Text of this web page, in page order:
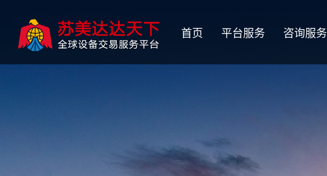
首页 平台服务 咨询服务